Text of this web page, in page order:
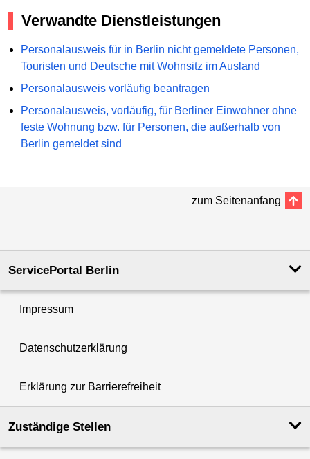
Verwandte Dienstleistungen
Personalausweis für in Berlin nicht gemeldete Personen,
Touristen und Deutsche mit Wohnsitz im Ausland
Personalausweis vorläufig beantragen
Personalausweis, vorläufig, für Berliner Einwohner ohne
feste Wohnung bzw. für Personen, die außerhalb von
Berlin gemeldet sind
zum Seitenanfang
ServicePortal Berlin
Impressum
Datenschutzerklärung
Erklärung zur Barrierefreiheit
Zuständige Stellen